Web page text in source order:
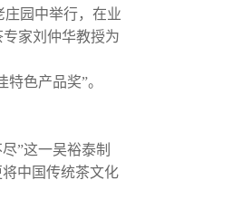
庄园中举行，在业
家刘仲华教授为
色产品奖”。
”这一吴裕泰制
中国传统茶文化